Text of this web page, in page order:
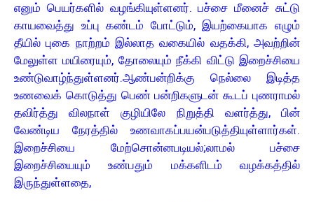
எனும் பெயர்களில் வழங்கியுள்ளனர். பச்சை மீனைச் சுட்டு
காயவைத்து உப்பு கண்டம் போட்டும், இயற்கையாக எழும்
தீயில் புகை நாற்றம் இல்லாத வகையில் வதக்கி, அவற்றின்
மேலுள்ள மயிரையும், தோலையும் நீக்கி விட்டு இறைச்சியை
உண்டுவாழ்ந்துள்ளனர். ஆண்பன்றிக்கு நெல்லை இடித்த
உணவைக் கொடுத்து பெண் பன்றிகளுடன் கூடப் புணராமல்
தவிர்த்து விலநாள் குழியிலே நிறுத்தி வளர்த்து, பின்
வேண்டிய நேரத்தில் உணவாகப்பயன்படுத்தியுள்ளார்கள்.
இறைச்சியை மேற்சொன்னபடியல்;லாமல் பச்சை
இறைச்சியையும் உண்பதும் மக்களிடம் வழக்கத்தில்
இருந்துள்ளதை,